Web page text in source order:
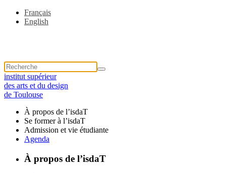
Français
English
institut supérieur
des arts et du design
de Toulouse
À propos de l’isdaT
Se former à l’isdaT
Admission et vie étudiante
Agenda
À propos de l’isdaT